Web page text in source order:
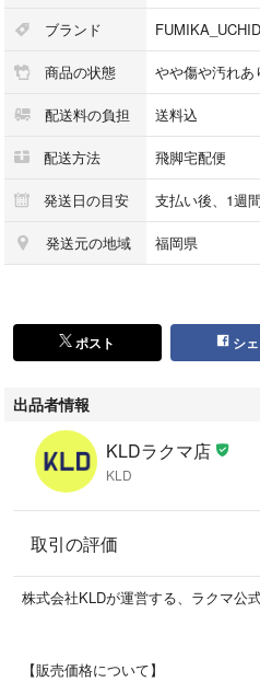
FU-H-SK001
【カラー】
【素材】
場合は、画像が無い場合もございます
【生産国】
品質表示タグの画像をご参照くださ
場合は、画像が無い場合もございます
【表記サイズ】
ブランド
商品の状態 やや傷や汚れあ
配送料の負担 送料込
配送方法 飛脚宅配便
発送日の目安 支払い後、1週
発送元の地域 福岡県
ポスト シ
出品者情報
KLDラクマ店
KLD
取引の評価
株式会社KLDが運営する、ラクマ公
【販売価格について】